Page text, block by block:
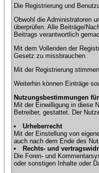
Die Registrierung und
Obwohl die Administratoren
überprüfen. Alle Beiträge/
Beitrags verantwortlich
Mit dem Vollenden der
Gesetz zu missbrauchen.
Mit der Registrierung
Weiterhin können Einträge
Nutzungsbestimmungen
Mit der Einwilligung in diese
Betreiber, gestattet. Der
Urheberrecht
Mit der Einstellung von
auch nach dem Ende des
Rechts- und
Die Foren- und
oder sonstigen Inhalte oder